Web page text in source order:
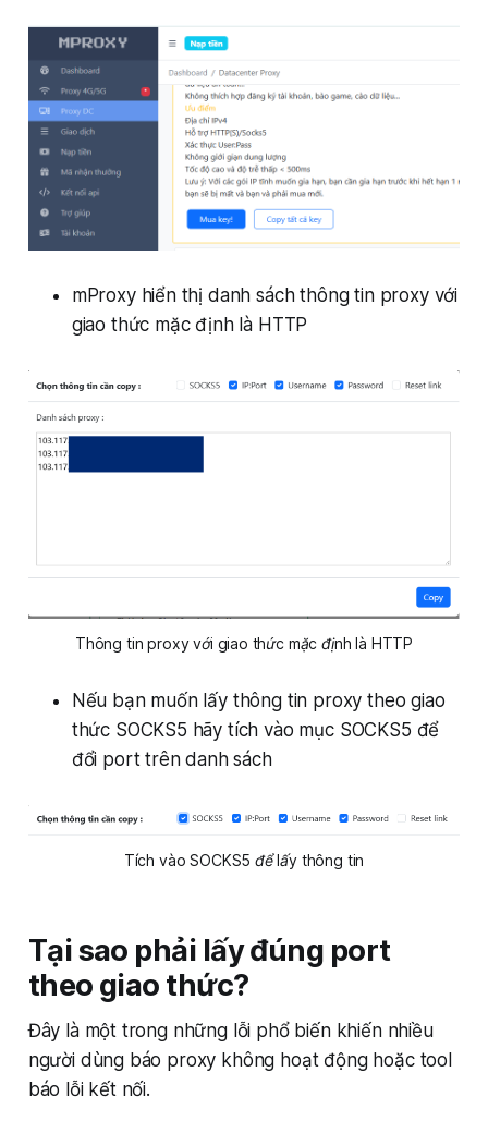
mProxy hiển thị danh sách thông tin proxy với
giao thức mặc định là HTTP
Thông tin proxy với giao thức mặc định là HTTP
Nếu bạn muốn lấy thông tin proxy theo giao
thức SOCKS5 hãy tích vào mục SOCKS5 để
đổi port trên danh sách
Tích vào SOCKS5 để lấy thông tin
Tại sao phải lấy đúng port
theo giao thức?
Đây là một trong những lỗi phổ biến khiến nhiều
người dùng báo proxy không hoạt động hoặc tool
báo lỗi kết nối.